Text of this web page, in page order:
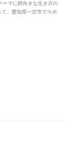
マに前向きな生き方の
、愛知県一宮市でスポ